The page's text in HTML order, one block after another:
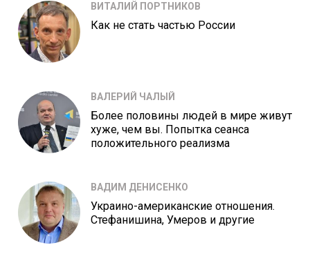
ВИТАЛИЙ ПОРТНИКОВ
Как не стать частью России
ВАЛЕРИЙ ЧАЛЫЙ
Более половины людей в мире живут
хуже, чем вы. Попытка сеанса
положительного реализма
ВАДИМ ДЕНИСЕНКО
Украино-американские отношения.
Стефанишина, Умеров и другие